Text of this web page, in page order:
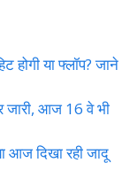
या फ्लॉप? जाने
आज 16 वे भी
आज दिखा रही जादू